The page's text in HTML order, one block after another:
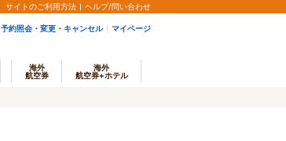
サイトのご利用方法 ヘルプ/問い合わせ
予約照会・変更・キャンセル マイページ
海外
航空券
海外
航空券+ホテル